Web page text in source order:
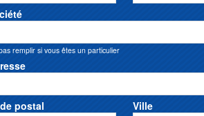
remplir si vous êtes un particulier
postal Ville